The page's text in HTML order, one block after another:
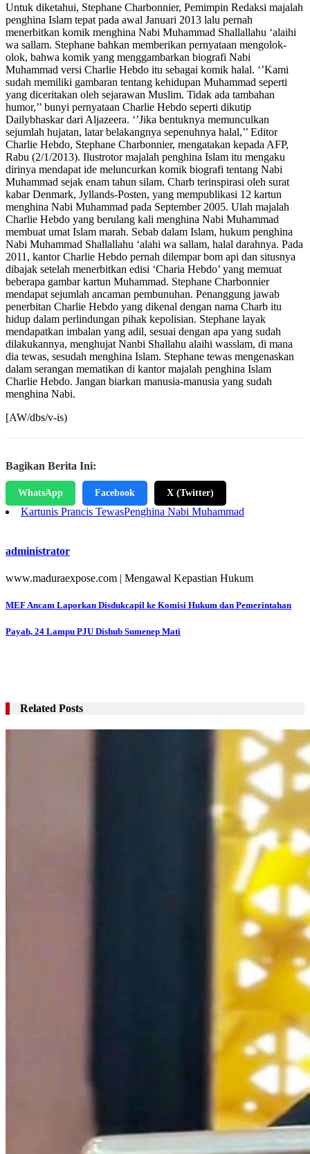
Untuk diketahui, Stephane Charbonnier, Pemimpin Redaksi majalah
penghina Islam tepat pada awal Januari 2013 lalu pernah
menerbitkan komik menghina Nabi Muhammad Shallallahu ‘alaihi
wa sallam. Stephane bahkan memberikan pernyataan mengolok-
olok, bahwa komik yang menggambarkan biografi Nabi
Muhammad versi Charlie Hebdo itu sebagai komik halal. ‘’Kami
sudah memiliki gambaran tentang kehidupan Muhammad seperti
yang diceritakan oleh sejarawan Muslim. Tidak ada tambahan
humor,’’ bunyi pernyataan Charlie Hebdo seperti dikutip
Dailybhaskar dari Aljazeera. ‘’Jika bentuknya memunculkan
sejumlah hujatan, latar belakangnya sepenuhnya halal,’’ Editor
Charlie Hebdo, Stephane Charbonnier, mengatakan kepada AFP,
Rabu (2/1/2013). Ilustrotor majalah penghina Islam itu mengaku
dirinya mendapat ide meluncurkan komik biografi tentang Nabi
Muhammad sejak enam tahun silam. Charb terinspirasi oleh surat
kabar Denmark, Jyllands-Posten, yang mempublikasi 12 kartun
menghina Nabi Muhammad pada September 2005. Ulah majalah
Charlie Hebdo yang berulang kali menghina Nabi Muhammad
membuat umat Islam marah. Sebab dalam Islam, hukum penghina
Nabi Muhammad Shallallahu ‘alahi wa sallam, halal darahnya. Pada
2011, kantor Charlie Hebdo pernah dilempar bom api dan situsnya
dibajak setelah menerbitkan edisi ‘Charia Hebdo’ yang memuat
beberapa gambar kartun Muhammad. Stephane Charbonnier
mendapat sejumlah ancaman pembunuhan. Penanggung jawab
penerbitan Charlie Hebdo yang dikenal dengan nama Charb itu
hidup dalam perlindungan pihak kepolisian. Stephane layak
mendapatkan imbalan yang adil, sesuai dengan apa yang sudah
dilakukannya, menghujat Nanbi Shallahu alaihi wasslam, di mana
dia tewas, sesudah menghina Islam. Stephane tewas mengenaskan
dalam serangan mematikan di kantor majalah penghina Islam
Charlie Hebdo. Jangan biarkan manusia-manusia yang sudah
menghina Nabi.
[AW/dbs/v-is)
Bagikan Berita Ini:
WhatsApp Facebook X (Twitter)
Kartunis Prancis TewasPenghina Nabi Muhammad
administrator
www.maduraexpose.com | Mengawal Kepastian Hukum
Navigasi
pos
MEF Ancam Laporkan Disdukcapil ke Komisi Hukum dan Pemerintahan
Payah, 24 Lampu PJU Dishub Sumenep Mati
Related Posts